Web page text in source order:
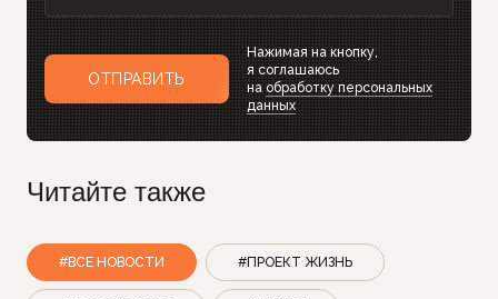
ОТПРАВИТЬ
Нажимая на кнопку,
я соглашаюсь
на обработку персональных
данных
Читайте также
#ВСЕ НОВОСТИ #ПРОЕКТ ЖИЗНЬ